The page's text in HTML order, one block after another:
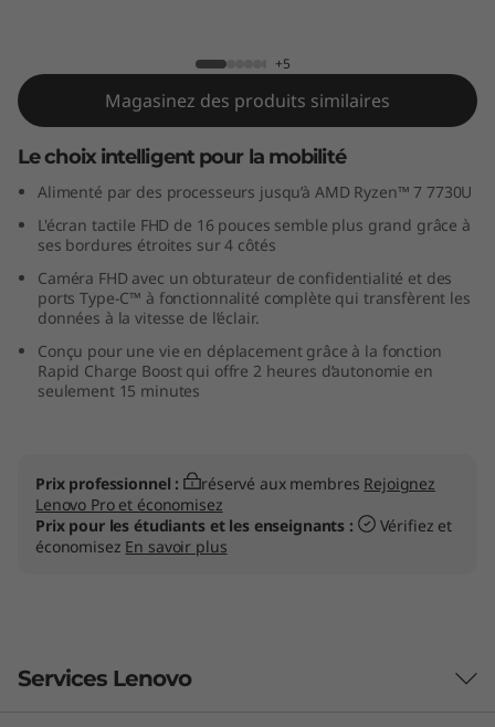
a
n
A
+5
Magasinez des produits similaires
Le choix intelligent pour la mobilité
Alimenté par des processeurs jusqu’à AMD Ryzen™ 7 7730U
L'écran tactile FHD de 16 pouces semble plus grand grâce à
ses bordures étroites sur 4 côtés
Caméra FHD avec un obturateur de confidentialité et des
ports Type-C™ à fonctionnalité complète qui transfèrent les
données à la vitesse de l’éclair.
Conçu pour une vie en déplacement grâce à la fonction
Rapid Charge Boost qui offre 2 heures d’autonomie en
seulement 15 minutes
Prix professionnel : réservé aux membres Rejoignez
Lenovo Pro et économisez
Prix pour les étudiants et les enseignants :
Vérifiez et
économisez En savoir plus
Services Lenovo